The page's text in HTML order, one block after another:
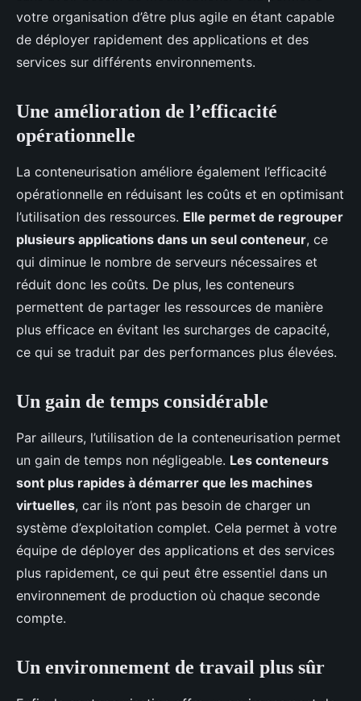
votre organisation d’être plus agile en étant capable
de déployer rapidement des applications et des
services sur différents environnements.
Une amélioration de l’efficacité
opérationnelle
La conteneurisation améliore également l’efficacité
opérationnelle en réduisant les coûts et en optimisant
l’utilisation des ressources. Elle permet de regrouper
plusieurs applications dans un seul conteneur, ce
qui diminue le nombre de serveurs nécessaires et
réduit donc les coûts. De plus, les conteneurs
permettent de partager les ressources de manière
plus efficace en évitant les surcharges de capacité,
ce qui se traduit par des performances plus élevées.
Un gain de temps considérable
Par ailleurs, l’utilisation de la conteneurisation permet
un gain de temps non négligeable. Les conteneurs
sont plus rapides à démarrer que les machines
virtuelles, car ils n’ont pas besoin de charger un
système d’exploitation complet. Cela permet à votre
équipe de déployer des applications et des services
plus rapidement, ce qui peut être essentiel dans un
environnement de production où chaque seconde
compte.
Un environnement de travail plus sûr